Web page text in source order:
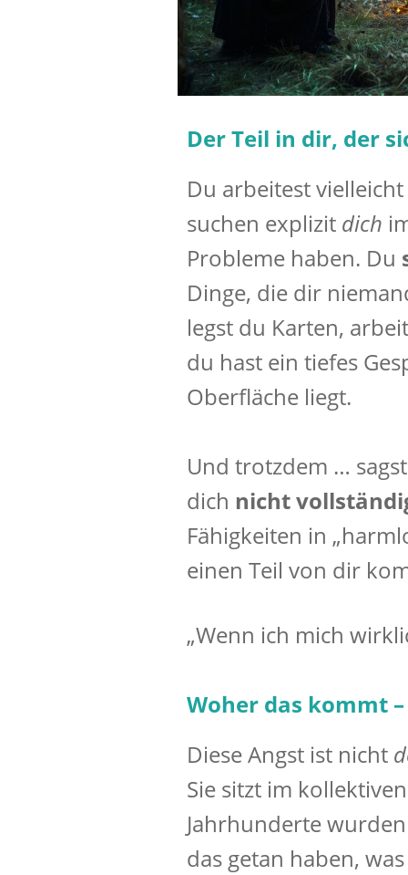
Der Teil in dir, der
Du arbeitest
suchen explizit dich
Probleme haben. Du
Dinge, die dir
legst du Karten,
du hast ein tiefes
Oberfläche liegt.
Und trotzdem …
dich nicht
Fähigkeiten in
einen Teil von dir
„Wenn ich mich
Woher das kommt
Diese Angst ist nicht
Sie sitzt im
Jahrhunderte
das getan haben,